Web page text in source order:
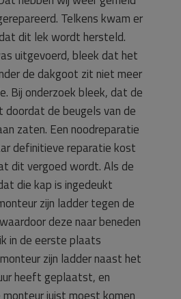
Telkens kwam er
dit lek wordt hersteld.
uitgevoerd, bleek dat het
de dakgoot zit niet meer
Bij onderzoek bleek, dat de
doordat de beugels­ van de
zaten. Een noodreparatie
definitieve reparatie kost
dit vergoed wordt. Als de
die kap is ingedeukt
zijn ladder tegen de
deze naar beneden
in de eerste plaats
zijn ladder naast het
heeft geplaatst, en
juist moest komen